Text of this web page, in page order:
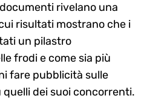
rivelano una
risultati mostrano che i
un pilastro
frodi e come sia più
fare pubblicità sulle
dei suoi concorrenti.